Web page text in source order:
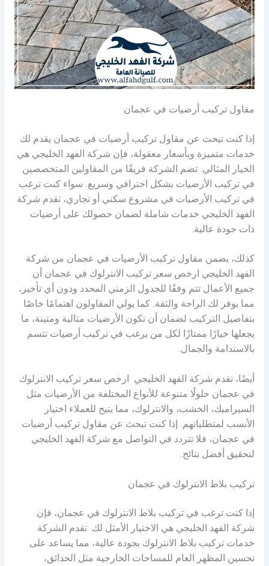
مقاول تركيب أرضيات في عجمان
إذا كنت تبحث عن مقاول تركيب أرضيات في عجمان يقدم لك
خدمات متميزة وبأسعار معقولة، فإن شركة الفهد الخليجي هي
الخيار المثالي. تضم الشركة فريقًا من المقاولين المتخصصين
في تركيب الأرضيات بشكل احترافي وسريع. سواء كنت ترغب
في تركيب الأرضيات في مشروع سكني أو تجاري، تقدم شركة
الفهد الخليجي خدمات شاملة لضمان حصولك على أرضيات
ذات جودة عالية.
كذلك، يضمن مقاول تركيب الأرضيات في عجمان من شركة
الفهد الخليجي ارخص سعر تركيب الانترلوك في عجمان أن
جميع الأعمال تتم وفقًا للجدول الزمني المحدد ودون أي تأخير،
مما يوفر لك الراحة والثقة. كما يولي المقاولون اهتمامًا خاصًا
بتفاصيل التركيب لضمان أن تكون الأرضيات مثالية ومتينة، ما
يجعلها خيارًا ممتازًا لكل من يرغب في تركيب أرضيات تتسم
بالاستدامة والجمال.
أيضًا، تقدم شركة الفهد الخليجي ارخص سعر تركيب الانترلوك
في عجمان حلولًا متنوعة للأنواع المختلفة من الأرضيات مثل
السيراميك، الخشب، والانترلوك، مما يتيح للعملاء اختيار
الأنسب لمتطلباتهم. إذا كنت تبحث عن مقاول تركيب أرضيات
في عجمان، فلا تتردد في التواصل مع شركة الفهد الخليجي
لتحقيق أفضل نتائج.
تركيب بلاط الانترلوك في عجمان
إذا كنت ترغب في تركيب بلاط الانترلوك في عجمان، فإن
شركة الفهد الخليجي هي الاختيار الأمثل لك. تقدم الشركة
خدمات تركيب بلاط الانترلوك بجودة عالية، مما يساعد على
تحسين المظهر العام للمساحات الخارجية مثل الحدائق،